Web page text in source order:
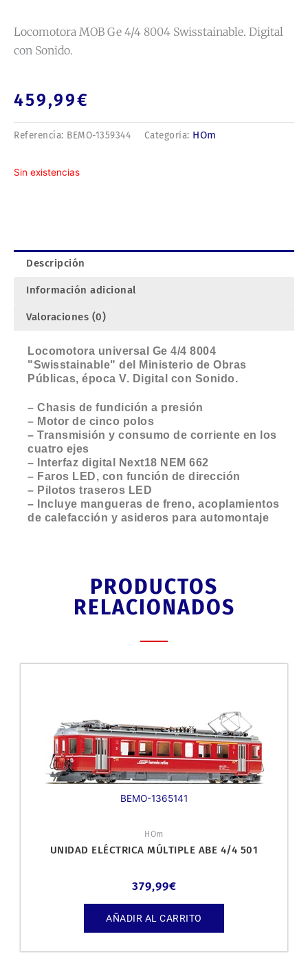
Locomotora MOB Ge 4/4 8004 Swisstainable. Digital
con Sonido.
459,99€
Referencia: BEMO-1359344 Categoría: HOm
Sin existencias
Descripción
Información adicional
Valoraciones (0)
Locomotora universal Ge 4/4 8004
"Swisstainable" del Ministerio de Obras
Públicas, época V. Digital con Sonido.
– Chasis de fundición a presión
– Motor de cinco polos
– Transmisión y consumo de corriente en los
cuatro ejes
– Interfaz digital Next18 NEM 662
– Faros LED, con función de dirección
– Pilotos traseros LED
– Incluye mangueras de freno, acoplamientos
de calefacción y asideros para automontaje
PRODUCTOS
RELACIONADOS
BEMO-1365141
HOm
UNIDAD ELÉCTRICA MÚLTIPLE ABE 4/4 501
379,99€
AÑADIR AL CARRITO